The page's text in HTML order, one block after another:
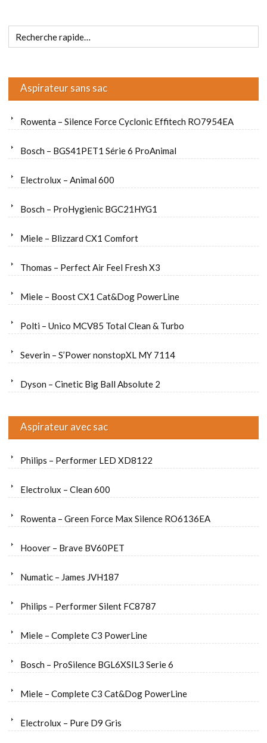
Aspirateur sans sac
Rowenta – Silence Force Cyclonic Effitech RO7954EA
Bosch – BGS41PET1 Série 6 ProAnimal
Electrolux – Animal 600
Bosch – ProHygienic BGC21HYG1
Miele – Blizzard CX1 Comfort
Thomas – Perfect Air Feel Fresh X3
Miele – Boost CX1 Cat&Dog PowerLine
Polti – Unico MCV85 Total Clean & Turbo
Severin – S’Power nonstopXL MY 7114
Dyson – Cinetic Big Ball Absolute 2
Aspirateur avec sac
Philips – Performer LED XD8122
Electrolux – Clean 600
Rowenta – Green Force Max Silence RO6136EA
Hoover – Brave BV60PET
Numatic – James JVH187
Philips – Performer Silent FC8787
Miele – Complete C3 PowerLine
Bosch – ProSilence BGL6XSIL3 Serie 6
Miele – Complete C3 Cat&Dog PowerLine
Electrolux – Pure D9 Gris